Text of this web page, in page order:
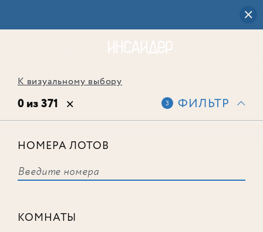
К визуальному выбору
0 из 371 3 ФИЛЬТР
НОМЕРА ЛОТОВ
КОМНАТЫ
соответствует ни одного лота